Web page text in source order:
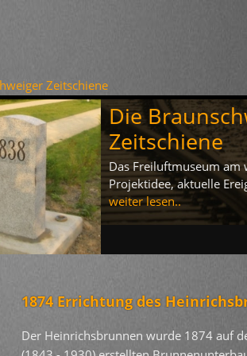
Die
Zeitschiene
Das Freiluftmuseum am
Projektidee, aktuelle
weiter lesen..
1874 Errichtung des
Der Heinrichsbrunnen wurde 1874 auf